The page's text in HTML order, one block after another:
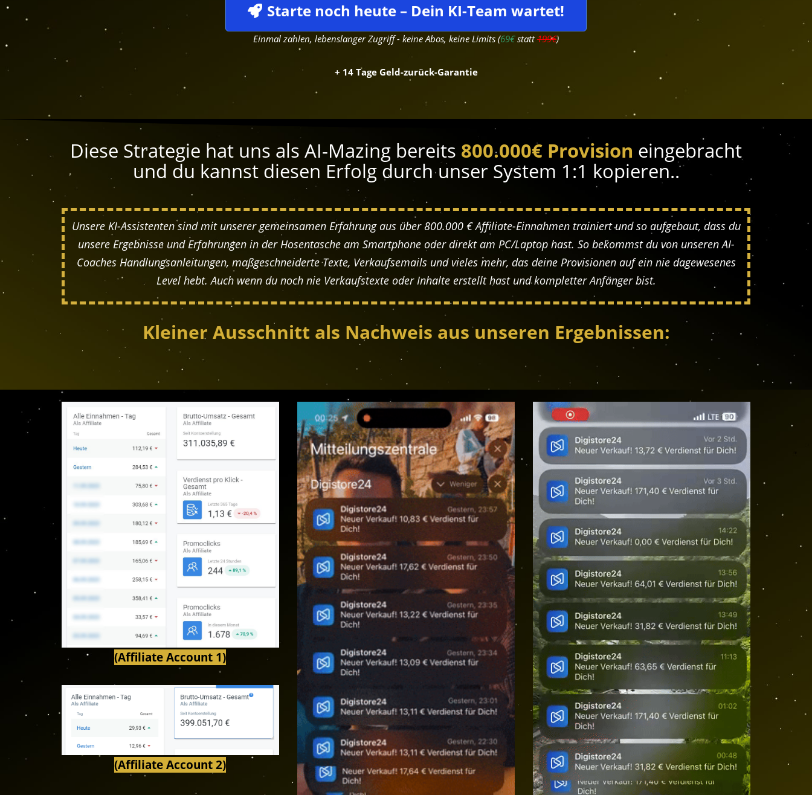
Starte noch heute – Dein KI-Team wartet!
Einmal zahlen, lebenslanger Zugriff - keine Abos, keine Limits (69€statt199€)
+ 14 Tage Geld-zurück-Garantie
Diese Strategie hat uns als AI-Mazing bereits 800.000€ Provision eingebracht
und du kannst diesen Erfolg durch unser System 1:1 kopieren..
Unsere KI-Assistenten sind mit unserer gemeinsamen Erfahrung aus über 800.000 € Affiliate-Einnahmen trainiert und so aufgebaut, dass du
unsere Ergebnisse und Erfahrungen in der Hosentasche am Smartphone oder direkt am PC/Laptop hast. So bekommst du von unseren AI-
Coaches Handlungsanleitungen, maßgeschneiderte Texte, Verkaufsemails und vieles mehr, das deine Provisionen auf ein nie dagewesenes
Level hebt. Auch wenn du noch nie Verkaufstexte oder Inhalte erstellt hast und kompletter Anfänger bist.
Kleiner Ausschnitt als Nachweis aus unseren Ergebnissen:
(Affiliate Account 1)
(Affiliate Account 2)